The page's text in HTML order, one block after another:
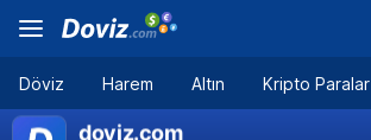
Döviz Harem Altın Kripto Paralar